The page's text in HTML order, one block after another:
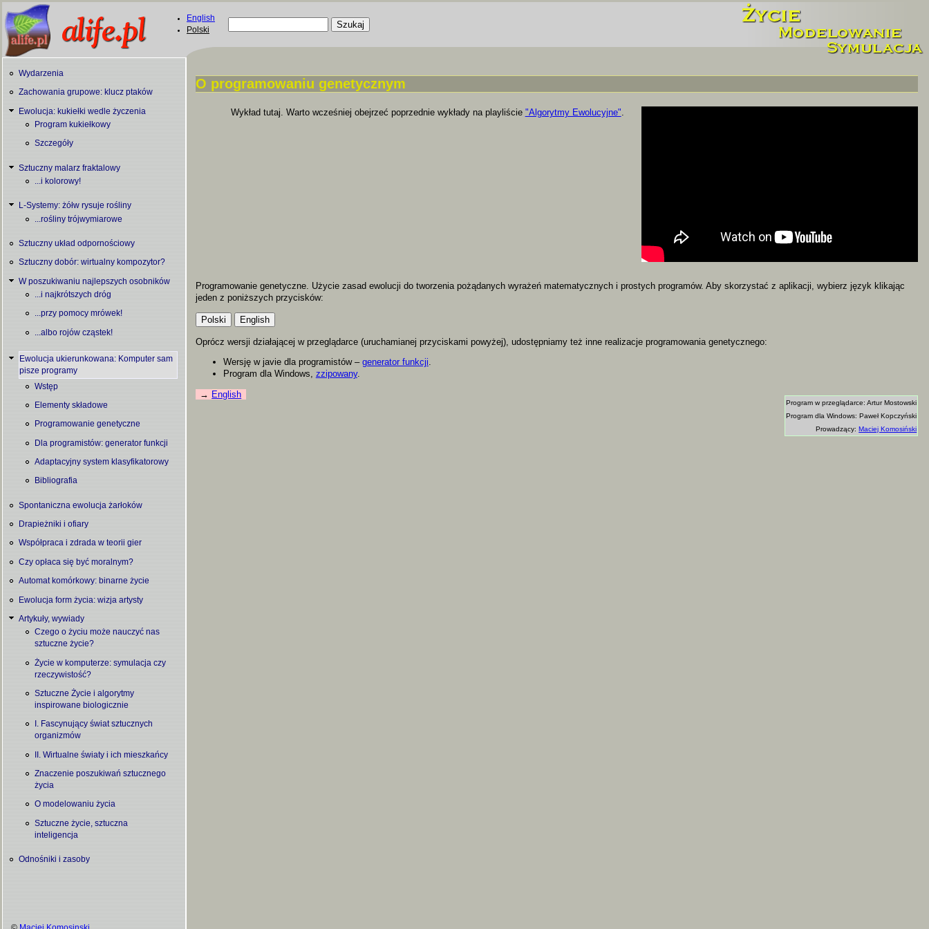
Skip to main content
English
Polski
Formularz
Wydarzenia
Zachowania grupowe: klucz ptaków
Ewolucja: kukiełki wedle życzenia
Program kukiełkowy
Szczegóły
Sztuczny malarz fraktalowy
...i kolorowy!
L-Systemy: żółw rysuje rośliny
...rośliny trójwymiarowe
Sztuczny układ odpornościowy
Sztuczny dobór: wirtualny kompozytor?
W poszukiwaniu najlepszych osobników
...i najkrótszych dróg
...przy pomocy mrówek!
...albo rojów cząstek!
Ewolucja ukierunkowana: Komputer sam
pisze programy
Wstęp
Elementy składowe
Programowanie genetyczne
Dla programistów: generator funkcji
Adaptacyjny system klasyfikatorowy
Bibliografia
Spontaniczna ewolucja żarłoków
Drapieżniki i ofiary
Współpraca i zdrada w teorii gier
Czy opłaca się być moralnym?
Automat komórkowy: binarne życie
Ewolucja form życia: wizja artysty
Artykuły, wywiady
Czego o życiu może nauczyć nas
sztuczne życie?
Życie w komputerze: symulacja czy
rzeczywistość?
Sztuczne Życie i algorytmy
inspirowane biologicznie
I. Fascynujący świat sztucznych
organizmów
II. Wirtualne światy i ich mieszkańcy
Znaczenie poszukiwań sztucznego
życia
O modelowaniu życia
Sztuczne życie, sztuczna
inteligencja
Odnośniki i zasoby
O programowaniu genetycznym
Wykład tutaj. Warto wcześniej obejrzeć poprzednie wykłady na playliście "Algorytmy Ewolucyjne".
Programowanie genetyczne. Użycie zasad ewolucji do tworzenia pożądanych wyrażeń matematycznych i prostych programów. Aby skorzystać z aplikacji, wybierz język klikając
jeden z poniższych przycisków:
Oprócz wersji działającej w przeglądarce (uruchamianej przyciskami powyżej), udostępniamy też inne realizacje programowania genetycznego:
Wersję w javie dla programistów – generator funkcji.
Program dla Windows, zzipowany.
Program w przeglądarce: Artur Mostowski
Program dla Windows: Paweł Kopczyński
Prowadzący:Maciej Komosiński
English